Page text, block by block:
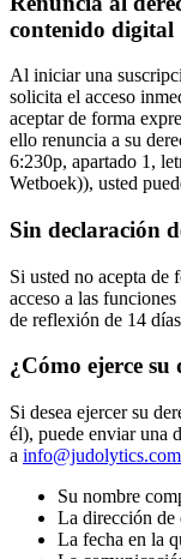
contenido digital
Al iniciar una
solicita el acceso
aceptar de forma
ello renuncia a su
6:230p, apartado 1,
Wetboek)), usted
Sin declaración
Si usted no acepta de
acceso a las
de reflexión de 14
¿Cómo ejerce su
Si desea ejercer su
él), puede enviar una
a info@judolytics.com
Su nombre
La dirección de
La fecha en la